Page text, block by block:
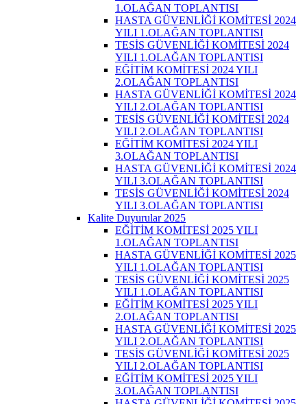
1.OLAĞAN TOPLANTISI
HASTA GÜVENLİĞİ KOMİTESİ 2024
YILI 1.OLAĞAN TOPLANTISI
TESİS GÜVENLİĞİ KOMİTESİ 2024
YILI 1.OLAĞAN TOPLANTISI
EĞİTİM KOMİTESİ 2024 YILI
2.OLAĞAN TOPLANTISI
HASTA GÜVENLİĞİ KOMİTESİ 2024
YILI 2.OLAĞAN TOPLANTISI
TESİS GÜVENLİĞİ KOMİTESİ 2024
YILI 2.OLAĞAN TOPLANTISI
EĞİTİM KOMİTESİ 2024 YILI
3.OLAĞAN TOPLANTISI
HASTA GÜVENLİĞİ KOMİTESİ 2024
YILI 3.OLAĞAN TOPLANTISI
TESİS GÜVENLİĞİ KOMİTESİ 2024
YILI 3.OLAĞAN TOPLANTISI
Kalite Duyurular 2025
EĞİTİM KOMİTESİ 2025 YILI
1.OLAĞAN TOPLANTISI
HASTA GÜVENLİĞİ KOMİTESİ 2025
YILI 1.OLAĞAN TOPLANTISI
TESİS GÜVENLİĞİ KOMİTESİ 2025
YILI 1.OLAĞAN TOPLANTISI
EĞİTİM KOMİTESİ 2025 YILI
2.OLAĞAN TOPLANTISI
HASTA GÜVENLİĞİ KOMİTESİ 2025
YILI 2.OLAĞAN TOPLANTISI
TESİS GÜVENLİĞİ KOMİTESİ 2025
YILI 2.OLAĞAN TOPLANTISI
EĞİTİM KOMİTESİ 2025 YILI
3.OLAĞAN TOPLANTISI